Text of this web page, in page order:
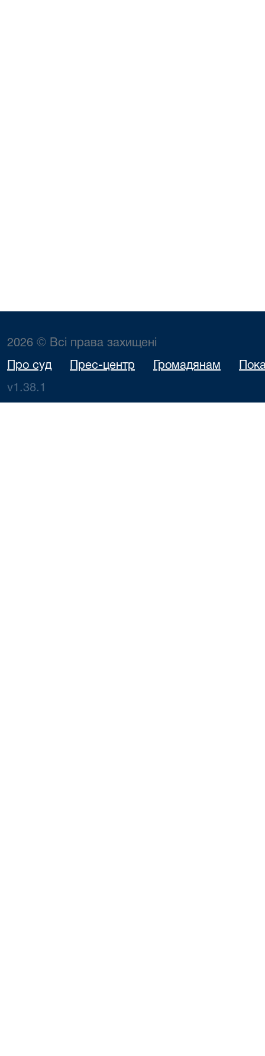
2026 © Всі права захищені
Про суд Прес-центр Громадянам
v1.38.1